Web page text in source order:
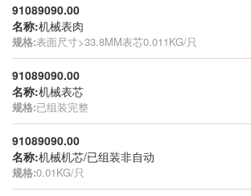
91089090.00
名称:机械表肉
规格:表面尺寸>33.8MM表芯0.011KG/只
91089090.00
名称:机械表芯
规格:已组装完整
91089090.00
名称:机械机芯/已组装非自动
规格:0.01KG/只